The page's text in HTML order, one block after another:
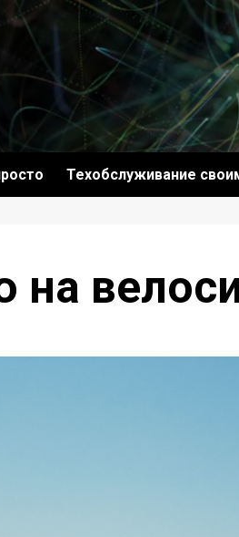
Техобслуживание
на